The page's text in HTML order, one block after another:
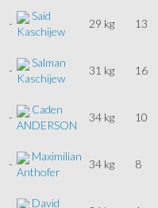
-
Said
Kaschijew
29 kg 13
-
Salman
Kaschijew
31 kg 16
-
Caden
ANDERSON
34 kg 10
-
Maximilian
Anthofer
34 kg 8
David